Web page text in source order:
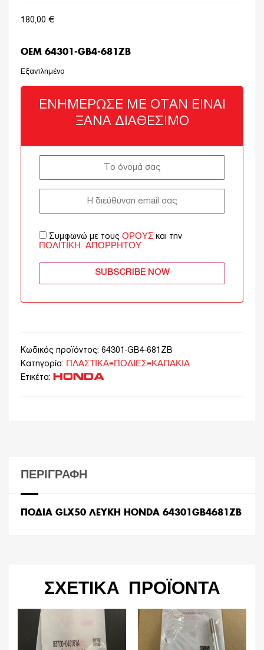
180,00 €
OEM 64301-GB4-681ZB
Εξαντλημένο
ΕΝΗΜΈΡΩΣΈ ΜΕ ΌΤΑΝ ΕΊΝΑΙ
ΞΑΝΆ ΔΙΑΘΈΣΙΜΟ
Συμφωνώ με τους ΌΡΟΥΣ και την
ΠΟΛΙΤΙΚΉ ΑΠΟΡΡΉΤΟΥ
SUBSCRIBE NOW
Κωδικός προϊόντος: 64301-GB4-681ZB
Κατηγορία:
ΠΛΑΣΤΙΚΑ-ΠΟΔΙΕΣ-ΚΑΠΑΚΙΑ
Ετικέτα: HONDA
ΠΕΡΙΓΡΑΦΉ
ΠΟΔΙΑ GLX50 ΛΕΥΚΗ HONDA 64301GB4681ZB
ΣΧΕΤΙΚΆ ΠΡΟΪΌΝΤΑ